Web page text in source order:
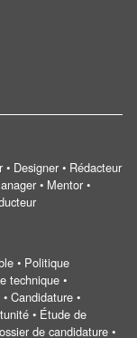
Designer • Rédacteur
• Mentor •
• Politique
technique •
Candidature •
• Étude de
de candidature •